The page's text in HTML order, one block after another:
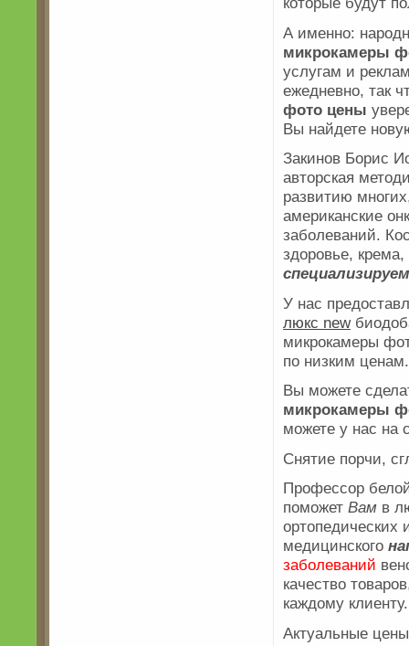
А именно:
микрокамеры
услугам и
ежедневно, так
фото цены
Вы найдете
Закинов Борис
авторская
развитию
американские
заболеваний.
здоровье,
У нас
люкс new
микрокамеры
по низким ценам.
Вы можете
микрокамеры
можете у нас на
Снятие порчи,
Профессор
поможет Вам в
ортопедических
медицинского
заболеваний
качество
каждому клиенту.
Актуальные